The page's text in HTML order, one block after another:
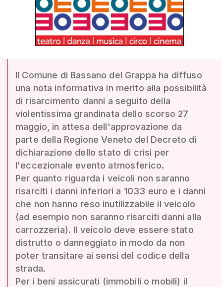
Il Comune di Bassano del Grappa ha diffuso
una nota informativa in merito alla possibilità
di risarcimento danni a seguito della
violentissima grandinata dello scorso 27
maggio, in attesa dell'approvazione da
parte della Regione Veneto del Decreto di
dichiarazione dello stato di crisi per
l'eccezionale evento atmosferico.
Per quanto riguarda i veicoli non saranno
risarciti i danni inferiori a 1033 euro e i danni
che non hanno reso inutilizzabile il veicolo
(ad esempio non saranno risarciti danni alla
carrozzeria). Il veicolo deve essere stato
distrutto o danneggiato in modo da non
poter transitare ai sensi del codice della
strada.
Per i beni assicurati (immobili o mobili) il